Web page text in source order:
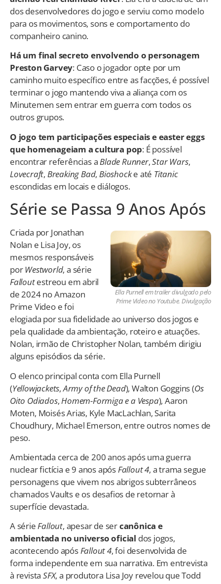
dos desenvolvedores do jogo e serviu como modelo
para os movimentos, sons e comportamento do
companheiro canino.
Há um final secreto envolvendo o personagem
Preston Garvey: Caso o jogador opte por um
caminho muito específico entre as facções, é possível
terminar o jogo mantendo viva a aliança com os
Minutemen sem entrar em guerra com todos os
outros grupos.
O jogo tem participações especiais e easter eggs
que homenageiam a cultura pop: É possível
encontrar referências aBlade Runner,Star Wars,
Lovecraft, Breaking Bad,Bioshocke até Titanic
escondidas em locais e diálogos.
Série se Passa 9 Anos Após
Ella Purnell em trailer divulgado pelo
Prime Video no Youtube. Divulgação
Criada por Jonathan
Nolan e Lisa Joy, os
mesmos responsáveis
porWestworld, a série
Falloutestreou em abril
de 2024 no Amazon
Prime Video e foi
elogiada por sua fidelidade ao universo dos jogos e
pela qualidade da ambientação, roteiro e atuações.
Nolan, irmão de Christopher Nolan, também dirigiu
alguns episódios da série.
O elenco principal conta com Ella Purnell
(Yellowjackets,Army of the Dead), Walton Goggins (Os
Oito Odiados,Homem-Formiga e a Vespa), Aaron
Moten, Moisés Arias, Kyle MacLachlan, Sarita
Choudhury, Michael Emerson, entre outros nomes de
peso.
Ambientada cerca de 200 anos após uma guerra
nuclear fictícia e 9 anos apósFallout 4, a trama segue
personagens que vivem nos abrigos subterrâneos
chamados Vaults e os desafios de retornar à
superfície devastada.
A sérieFallout, apesar de sercanônica e
ambientada no universo oficial dos jogos,
acontecendo apósFallout 4, foi desenvolvida de
forma independente em sua narrativa. Em entrevista
à revista SFX, a produtora Lisa Joy revelou que Todd